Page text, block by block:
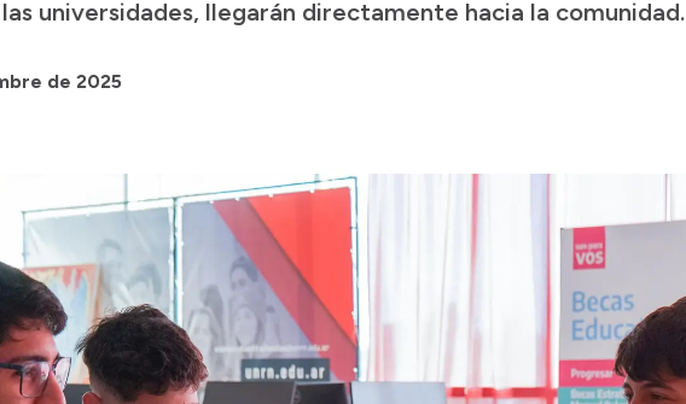
universidades, llegarán directamente hacia la comunidad.
de 2025